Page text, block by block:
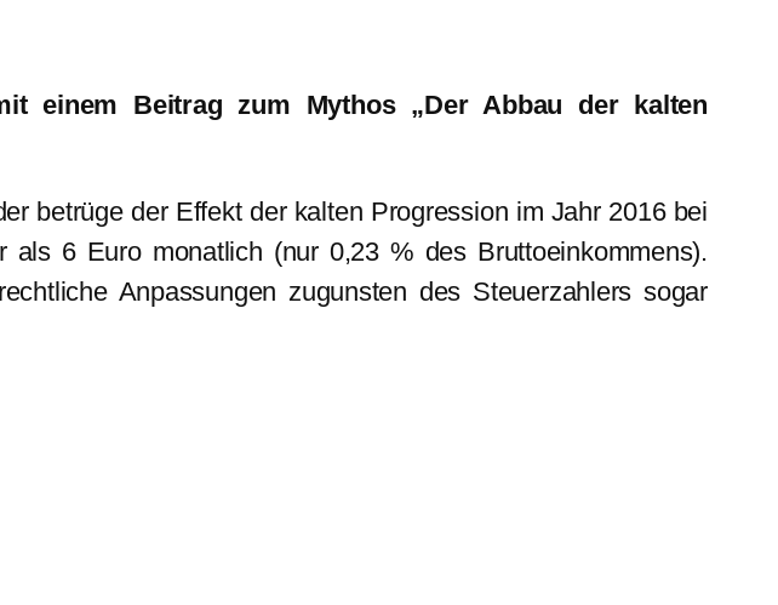
einem Beitrag zum Mythos „Der Abbau der kalten
betrüge der Effekt der kalten Progression im Jahr 2016 bei
6 Euro monatlich (nur 0,23 % des Bruttoeinkommens).
Anpassungen zugunsten des Steuerzahlers sogar